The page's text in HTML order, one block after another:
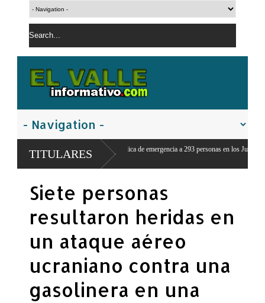
TITULARES
asistencia medica de emergencia a 293 personas en los Juegos
Siete personas
resultaron heridas en
un ataque aéreo
ucraniano contra una
gasolinera en una